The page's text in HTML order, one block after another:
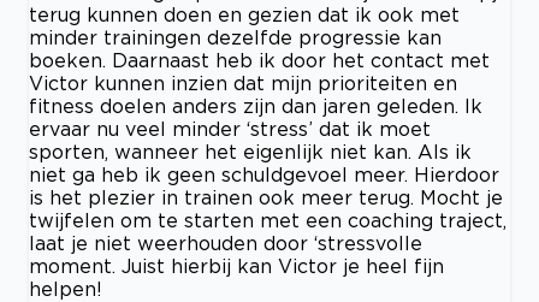
terug kunnen doen en gezien dat ik ook met
minder trainingen dezelfde progressie kan
boeken. Daarnaast heb ik door het contact met
Victor kunnen inzien dat mijn prioriteiten en
fitness doelen anders zijn dan jaren geleden. Ik
ervaar nu veel minder ‘stress’ dat ik moet
sporten, wanneer het eigenlijk niet kan. Als ik
niet ga heb ik geen schuldgevoel meer. Hierdoor
is het plezier in trainen ook meer terug. Mocht je
twijfelen om te starten met een coaching traject,
laat je niet weerhouden door ‘stressvolle
moment. Juist hierbij kan Victor je heel fijn
helpen!